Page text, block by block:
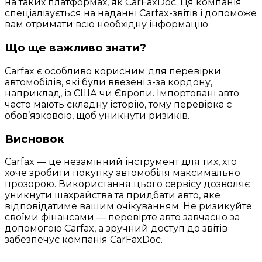
на таких платформах, як CarFaxDoc. Ця компанія
спеціалізується на наданні Carfax-звітів і допоможе
вам отримати всю необхідну інформацію.
Що ще важливо знати?
Carfax є особливо корисним для перевірки
автомобілів, які були ввезені з-за кордону,
наприклад, із США чи Європи. Імпортовані авто
часто мають складну історію, тому перевірка є
обов’язковою, щоб уникнути ризиків.
Висновок
Carfax — це незамінний інструмент для тих, хто
хоче зробити покупку автомобіля максимально
прозорою. Використання цього сервісу дозволяє
уникнути шахрайства та придбати авто, яке
відповідатиме вашим очікуванням. Не ризикуйте
своїми фінансами — перевірте авто завчасно за
допомогою Carfax, а зручний доступ до звітів
забезпечує компанія CarFaxDoc.